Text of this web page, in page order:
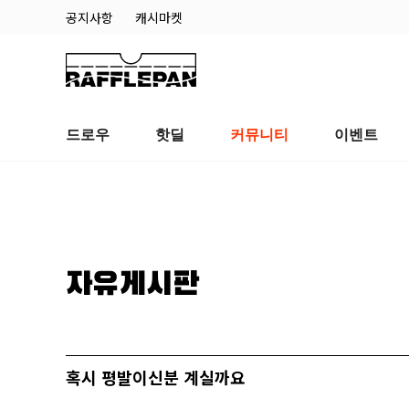
공지사항 캐시마켓
드로우 핫딜 커뮤니티 이벤트
자유게시판
혹시 평발이신분 계실까요